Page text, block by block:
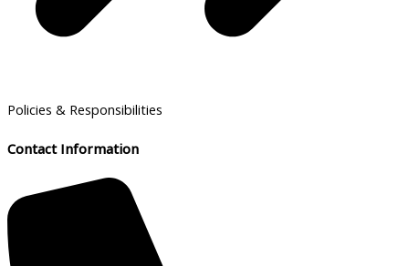
Policies & Responsibilities
Contact Information